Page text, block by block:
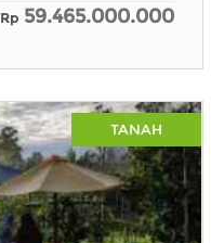
Rp 59.465.000.000
TANAH